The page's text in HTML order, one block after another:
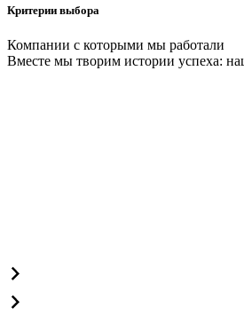
Критерии выбора
Компании с которыми мы работали
Вместе мы творим истории успеха: